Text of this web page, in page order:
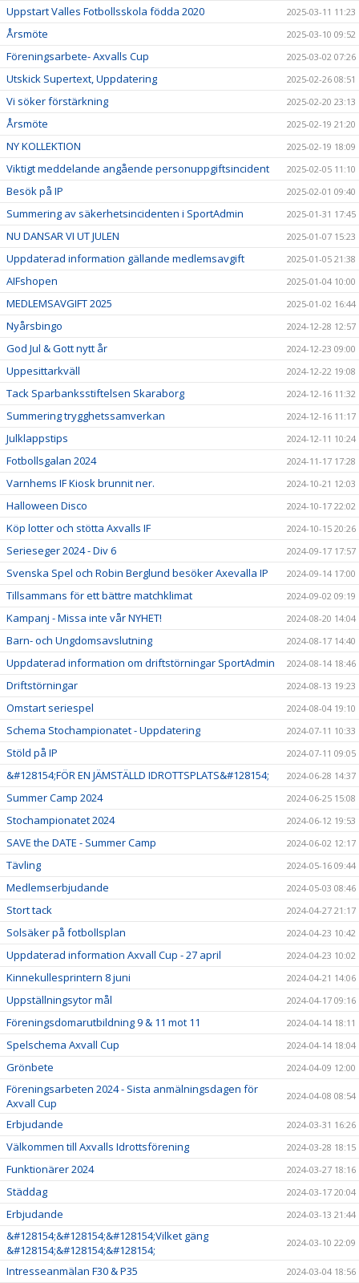
Uppstart Valles Fotbollsskola födda 2020 2025-03-11 11:23
Årsmöte 2025-03-10 09:52
Föreningsarbete- Axvalls Cup 2025-03-02 07:26
Utskick Supertext, Uppdatering 2025-02-26 08:51
Vi söker förstärkning 2025-02-20 23:13
Årsmöte 2025-02-19 21:20
NY KOLLEKTION 2025-02-19 18:09
Viktigt meddelande angående personuppgiftsincident 2025-02-05 11:10
Besök på IP 2025-02-01 09:40
Summering av säkerhetsincidenten i SportAdmin 2025-01-31 17:45
NU DANSAR VI UT JULEN 2025-01-07 15:23
Uppdaterad information gällande medlemsavgift 2025-01-05 21:38
AIFshopen 2025-01-04 10:00
MEDLEMSAVGIFT 2025 2025-01-02 16:44
Nyårsbingo 2024-12-28 12:57
God Jul & Gott nytt år 2024-12-23 09:00
Uppesittarkväll 2024-12-22 19:08
Tack Sparbanksstiftelsen Skaraborg 2024-12-16 11:32
Summering trygghetssamverkan 2024-12-16 11:17
Julklappstips 2024-12-11 10:24
Fotbollsgalan 2024 2024-11-17 17:28
Varnhems IF Kiosk brunnit ner. 2024-10-21 12:03
Halloween Disco 2024-10-17 22:02
Köp lotter och stötta Axvalls IF 2024-10-15 20:26
Serieseger 2024 - Div 6 2024-09-17 17:57
Svenska Spel och Robin Berglund besöker Axevalla IP 2024-09-14 17:00
Tillsammans för ett bättre matchklimat 2024-09-02 09:19
Kampanj - Missa inte vår NYHET! 2024-08-20 14:04
Barn- och Ungdomsavslutning 2024-08-17 14:40
Uppdaterad information om driftstörningar SportAdmin 2024-08-14 18:46
Driftstörningar 2024-08-13 19:23
Omstart seriespel 2024-08-04 19:10
Schema Stochampionatet - Uppdatering 2024-07-11 10:33
Stöld på IP 2024-07-11 09:05
&#128154;FÖR EN JÄMSTÄLLD IDROTTSPLATS&#128154; 2024-06-28 14:37
Summer Camp 2024 2024-06-25 15:08
Stochampionatet 2024 2024-06-12 19:53
SAVE the DATE - Summer Camp 2024-06-02 12:17
Tävling 2024-05-16 09:44
Medlemserbjudande 2024-05-03 08:46
Stort tack 2024-04-27 21:17
Solsäker på fotbollsplan 2024-04-23 10:42
Uppdaterad information Axvall Cup - 27 april 2024-04-23 10:02
Kinnekullesprintern 8 juni 2024-04-21 14:06
Uppställningsytor mål 2024-04-17 09:16
Föreningsdomarutbildning 9 & 11 mot 11 2024-04-14 18:11
Spelschema Axvall Cup 2024-04-14 18:04
Grönbete 2024-04-09 12:00
Föreningsarbeten 2024 - Sista anmälningsdagen för
Axvall Cup
2024-04-08 08:54
Erbjudande 2024-03-31 16:26
Välkommen till Axvalls Idrottsförening 2024-03-28 18:15
Funktionärer 2024 2024-03-27 18:16
Städdag 2024-03-17 20:04
Erbjudande 2024-03-13 21:44
&#128154;&#128154;&#128154;Vilket gäng
&#128154;&#128154;&#128154;
2024-03-10 22:09
Intresseanmälan F30 & P35 2024-03-04 18:56